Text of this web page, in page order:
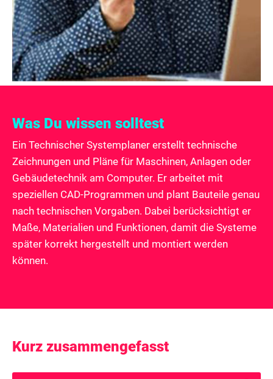
Was Du wissen solltest
Ein Technischer Systemplaner erstellt technische
Zeichnungen und Pläne für Maschinen, Anlagen oder
Gebäudetechnik am Computer. Er arbeitet mit
speziellen CAD-Programmen und plant Bauteile genau
nach technischen Vorgaben. Dabei berücksichtigt er
Maße, Materialien und Funktionen, damit die Systeme
später korrekt hergestellt und montiert werden
können.
Kurz zusammengefasst